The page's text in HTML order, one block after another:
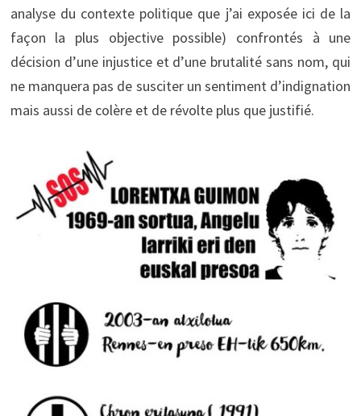
analyse du contexte politique que j’ai exposée ici de la
façon la plus objective possible) confrontés à une
décision d’une injustice et d’une brutalité sans nom, qui
ne manquera pas de susciter un sentiment d’indignation
mais aussi de colère et de révolte plus que justifié.